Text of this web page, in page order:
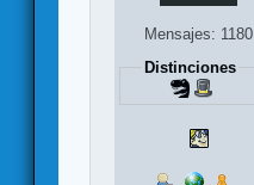
Mensajes: 1180
Distinciones